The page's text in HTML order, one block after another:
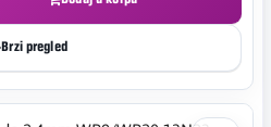
Brzi pregled